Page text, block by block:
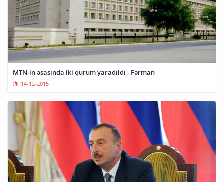
MTN-in əsasında iki qurum yaradıldı - Fərman
14-12-2015